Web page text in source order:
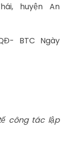
huyện An
BTC Ngày
công tác lập